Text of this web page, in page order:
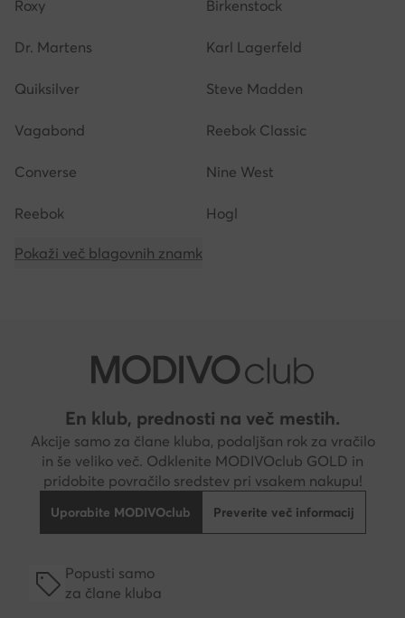
Roxy Birkenstock
Dr. Martens Karl Lagerfeld
Quiksilver Steve Madden
Vagabond Reebok Classic
Converse Nine West
Reebok Hogl
Pokaži več blagovnih znamk
En klub, prednosti na več mestih.
Akcije samo za člane kluba, podaljšan rok za vračilo
in še veliko več. Odklenite MODIVOclub GOLD in
pridobite povračilo sredstev pri vsakem nakupu!
Uporabite MODIVOclub Preverite več informacij
Popusti samo
za člane kluba